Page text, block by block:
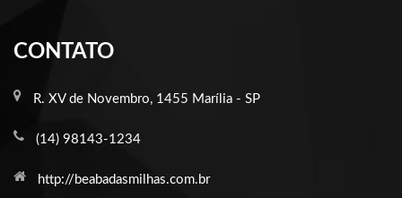
CONTATO
R. XV de Novembro, 1455 Marília - SP
(14) 98143-1234
http://beabadasmilhas.com.br